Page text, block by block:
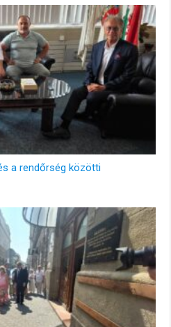
a rendőrség közötti